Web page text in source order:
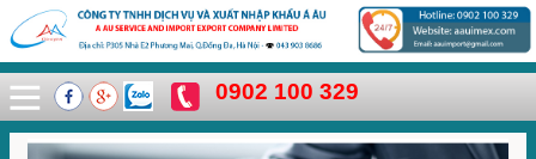
0902 100 329